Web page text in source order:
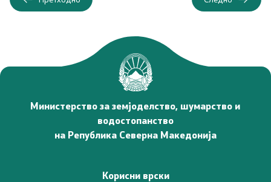
Капитални проекти
Министерство за земјоделство, шумарство и
водостопанство
на Република Северна Македонија
Корисни врски